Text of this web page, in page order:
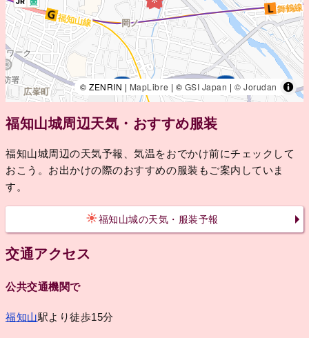
© ZENRIN | MapLibre | © GSI Japan |© Jorudan
福知山城周辺天気・おすすめ服装
福知山城周辺の天気予報、気温をおでかけ前にチェックして
おこう。お出かけの際のおすすめの服装もご案内していま
す。
福知山城の天気・服装予報
交通アクセス
公共交通機関で
福知山駅より徒歩15分